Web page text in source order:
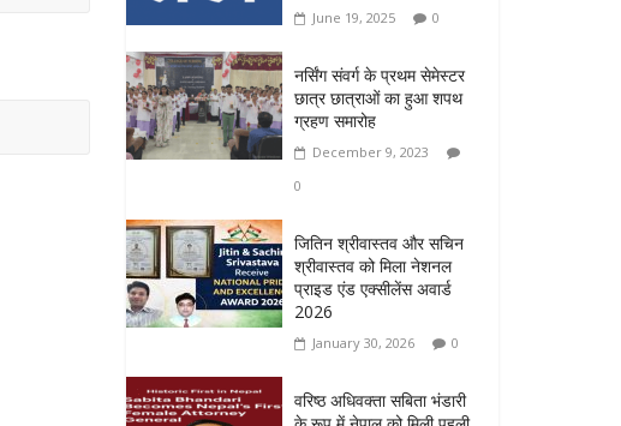
June 19, 2025 0
नर्सिंग संवर्ग के प्रथम सेमेस्टर
छात्र छात्राओं का हुआ शपथ
ग्रहण समारोह
December 9, 2023
0
जितिन श्रीवास्तव और सचिन
श्रीवास्तव को मिला नेशनल
प्राइड एंड एक्सीलेंस अवार्ड
2026
January 30, 2026 0
वरिष्ठ अधिवक्ता सबिता भंडारी